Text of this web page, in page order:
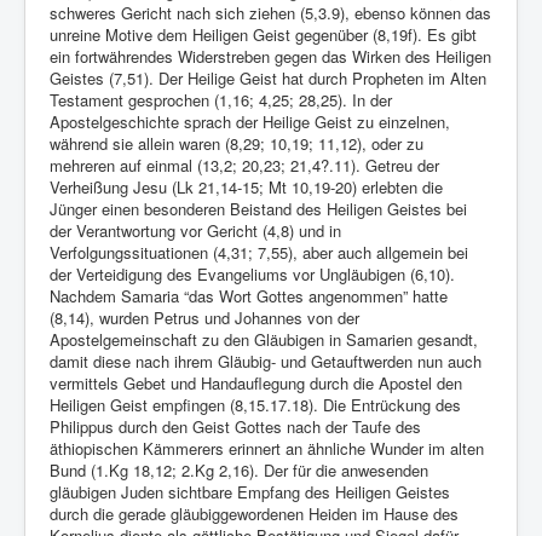
schweres Gericht nach sich ziehen (5,3.9), ebenso können das
unreine Motive dem Heiligen Geist gegenüber (8,19f). Es gibt
ein fortwährendes Widerstreben gegen das Wirken des Heiligen
Geistes (7,51). Der Heilige Geist hat durch Propheten im Alten
Testament gesprochen (1,16; 4,25; 28,25). In der
Apostelgeschichte sprach der Heilige Geist zu einzelnen,
während sie allein waren (8,29; 10,19; 11,12), oder zu
mehreren auf einmal (13,2; 20,23; 21,4?.11). Getreu der
Verheißung Jesu (Lk 21,14-15; Mt 10,19-20) erlebten die
Jünger einen besonderen Beistand des Heiligen Geistes bei
der Verantwortung vor Gericht (4,8) und in
Verfolgungssituationen (4,31; 7,55), aber auch allgemein bei
der Verteidigung des Evangeliums vor Ungläubigen (6,10).
Nachdem Samaria “das Wort Gottes angenommen” hatte
(8,14), wurden Petrus und Johannes von der
Apostelgemeinschaft zu den Gläubigen in Samarien gesandt,
damit diese nach ihrem Gläubig- und Getauftwerden nun auch
vermittels Gebet und Handauflegung durch die Apostel den
Heiligen Geist empfingen (8,15.17.18). Die Entrückung des
Philippus durch den Geist Gottes nach der Taufe des
äthiopischen Kämmerers erinnert an ähnliche Wunder im alten
Bund (1.Kg 18,12; 2.Kg 2,16). Der für die anwesenden
gläubigen Juden sichtbare Empfang des Heiligen Geistes
durch die gerade gläubiggewordenen Heiden im Hause des